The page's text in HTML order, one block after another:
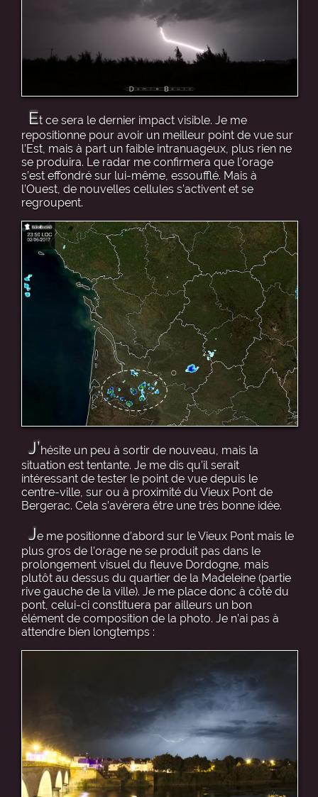
Et ce sera le dernier impact visible. Je me
repositionne pour avoir un meilleur point de vue sur
l’Est, mais à part un faible intranuageux, plus rien ne
se produira. Le radar me confirmera que l’orage
s’est effondré sur lui-même, essoufflé. Mais à
l’Ouest, de nouvelles cellules s’activent et se
regroupent.
J’hésite un peu à sortir de nouveau, mais la
situation est tentante. Je me dis qu’il serait
intéressant de tester le point de vue depuis le
centre-ville, sur ou à proximité du Vieux Pont de
Bergerac. Cela s’avèrera être une très bonne idée.
Je me positionne d’abord sur le Vieux Pont mais le
plus gros de l’orage ne se produit pas dans le
prolongement visuel du fleuve Dordogne, mais
plutôt au dessus du quartier de la Madeleine (partie
rive gauche de la ville). Je me place donc à côté du
pont, celui-ci constituera par ailleurs un bon
élément de composition de la photo. Je n’ai pas à
attendre bien longtemps :